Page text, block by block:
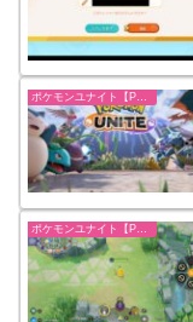
ポケモンユナイト【Pokémon UNITE】